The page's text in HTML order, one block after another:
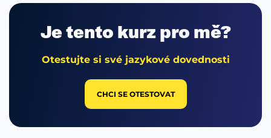
Je tento kurz pro mě?
Otestujte si své jazykové dovednosti
CHCI SE OTESTOVAT